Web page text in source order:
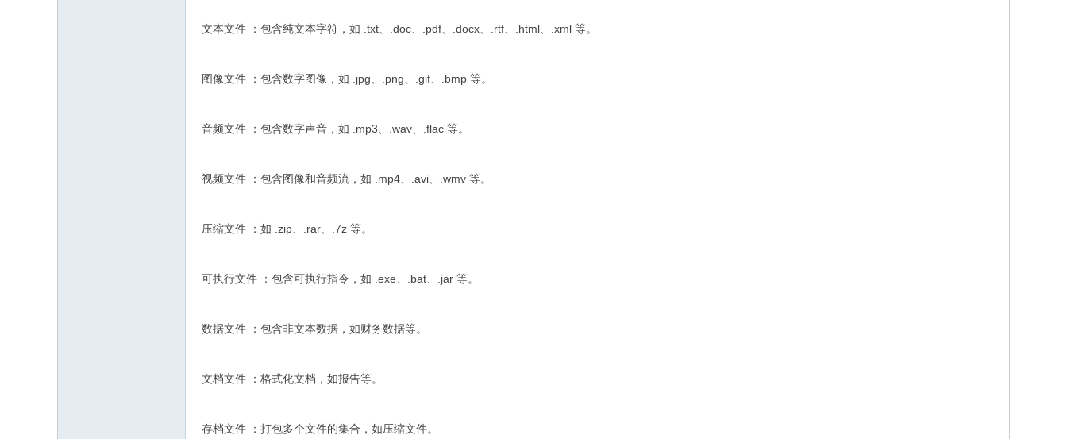
文本文件 ：包含纯文本字符，如 .txt、.doc、.pdf、.docx、.rtf、.html、.xml 等。
图像文件 ：包含数字图像，如 .jpg、.png、.gif、.bmp 等。
音频文件 ：包含数字声音，如 .mp3、.wav、.flac 等。
视频文件 ：包含图像和音频流，如 .mp4、.avi、.wmv 等。
压缩文件 ：如 .zip、.rar、.7z 等。
可执行文件 ：包含可执行指令，如 .exe、.bat、.jar 等。
数据文件 ：包含非文本数据，如财务数据等。
文档文件 ：格式化文档，如报告等。
存档文件 ：打包多个文件的集合，如压缩文件。